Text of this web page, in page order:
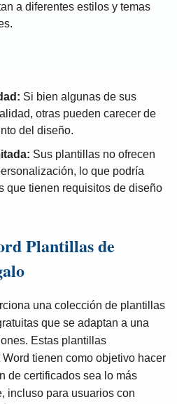
a diferentes estilos y temas
Si bien algunas de sus
otras pueden carecer de
del diseño.
Sus plantillas no ofrecen
lo que podría
que tienen requisitos de diseño
Plantillas de
una colección de plantillas
que se adaptan a una
Estas plantillas
tienen como objetivo hacer
de certificados sea lo más
incluso para usuarios con